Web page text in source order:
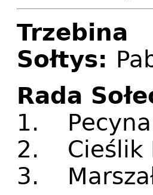
Trzebina
Sołtys:
Rada
1. Pecyna
2. Cieślik
3.